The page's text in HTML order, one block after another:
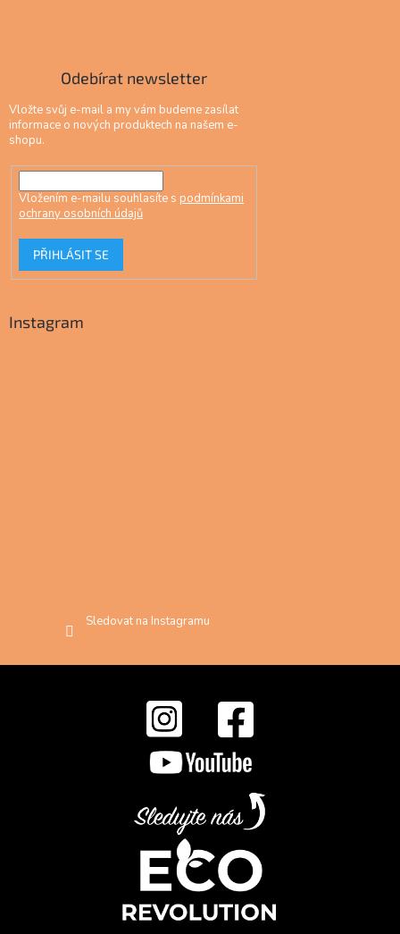
Odebírat newsletter
Vložte svůj e-mail a my vám budeme zasílat
informace o nových produktech na našem e-
shopu.
Vložením e-mailu souhlasíte s podmínkami
ochrany osobních údajů
PŘIHLÁSIT SE
Instagram
Sledovat na Instagramu